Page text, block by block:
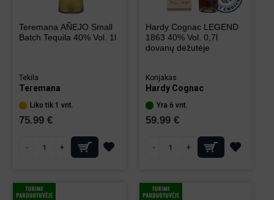
Teremana AÑEJO Small
Batch Tequila 40% Vol. 1l
Tekila
Teremana
Liko tik 1 vnt.
75.99 €
- +
Hardy Cognac LEGEND
1863 40% Vol. 0,7l
dovanų dėžutėje
Konjakas
Hardy Cognac
Yra 6 vnt.
59.99 €
- +